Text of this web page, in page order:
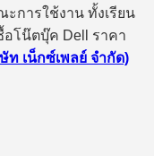
การใช้งาน ทั้งเรียน
อโน๊ตบุ๊ค Dell ราคา
ท เน็กซ์เพลย์ จำกัด)